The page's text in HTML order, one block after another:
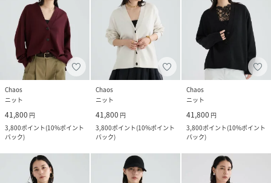
Chaos
ニット
41,800 円
3,800ポイント(10%ポイント
バック)
Chaos
ニット
41,800 円
3,800ポイント(10%ポイント
バック)
Chaos
ニット
41,800 円
3,800ポイント(10%ポイント
バック)